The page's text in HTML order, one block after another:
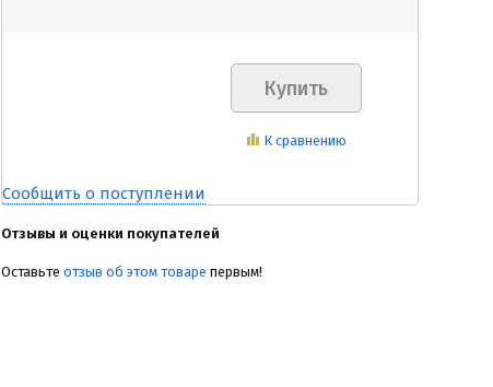
К сравнению
Сообщить о поступлении
Отзывы и оценки покупателей
Оставьте отзыв об этом товаре первым!